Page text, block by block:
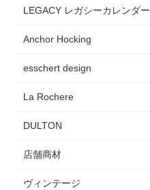
LEGACY レガシーカレンダー
Anchor Hocking
esschert design
La Rochere
DULTON
店舗商材
ヴィンテージ